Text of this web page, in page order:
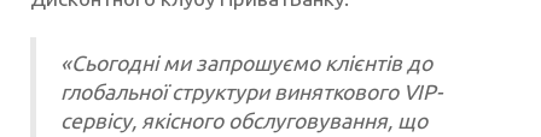
«Сьогодні ми запрошуємо клієнтів до
глобальної структури виняткового VIP-
сервісу, якісного обслуговування, що